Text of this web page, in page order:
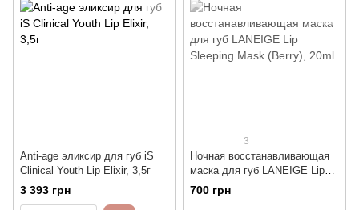
Anti-age эликсир для губ iS
Clinical Youth Lip Elixir, 3,5г
3 393 грн
3
Ночная восстанавливающая
маска для губ LANEIGE Lip
Sleeping Mask (Berry), 20ml
700 грн